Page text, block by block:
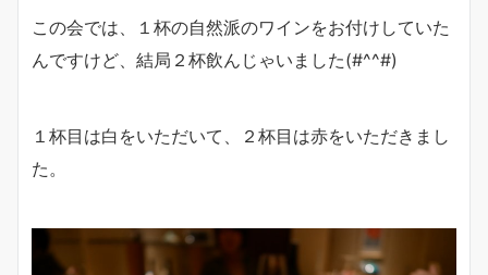
この会では、１杯の自然派のワインをお付けしていた
んですけど、結局２杯飲んじゃいました(#^^#)
１杯目は白をいただいて、２杯目は赤をいただきまし
た。